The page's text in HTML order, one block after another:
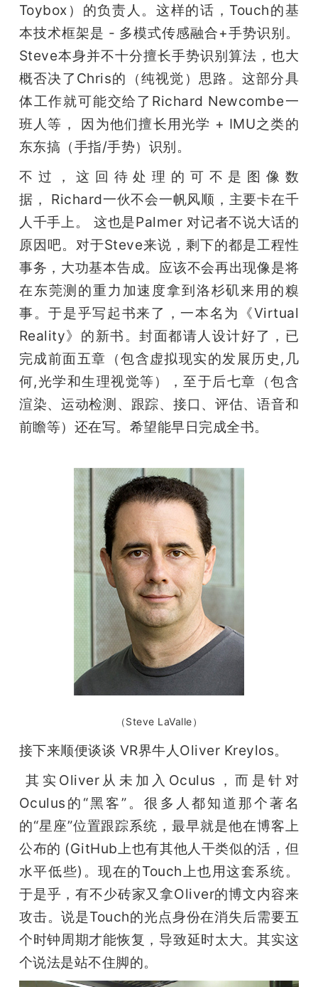
Toybox）的负责人。这样的话，Touch的基
本技术框架是 - 多模式传感融合+手势识别。
Steve本身并不十分擅长手势识别算法，也大
概否决了Chris的（纯视觉）思路。这部分具
体工作就可能交给了Richard Newcombe一
班人等， 因为他们擅长用光学 + IMU之类的
东东搞（手指/手势）识别。
不过，这回待处理的可不是图像数
据， Richard一伙不会一帆风顺，主要卡在千
人千手上。 这也是Palmer 对记者不说大话的
原因吧。对于Steve来说，剩下的都是工程性
事务，大功基本告成。应该不会再出现像是将
在东莞测的重力加速度拿到洛杉矶来用的糗
事。于是乎写起书来了，一本名为《Virtual
Reality》的新书。封面都请人设计好了，已
完成前面五章（包含虚拟现实的发展历史,几
何,光学和生理视觉等），至于后七章（包含
渲染、运动检测、跟踪、接口、评估、语音和
前瞻等）还在写。希望能早日完成全书。
（Steve LaValle）
接下来顺便谈谈 VR界牛人Oliver Kreylos。
其实Oliver从未加入Oculus，而是针对
Oculus的“黑客”。很多人都知道那个著名
的“星座”位置跟踪系统，最早就是他在博客上
公布的 (GitHub上也有其他人干类似的活，但
水平低些)。现在的Touch上也用这套系统。
于是乎，有不少砖家又拿Oliver的博文内容来
攻击。说是Touch的光点身份在消失后需要五
个时钟周期才能恢复，导致延时太大。其实这
个说法是站不住脚的。